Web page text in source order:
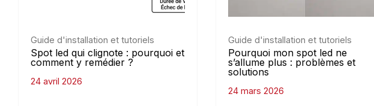
Guide d'installation et tutoriels
Spot led qui clignote : pourquoi et
comment y remédier ?
24 avril 2026
Guide d'installation et tutoriels
Pourquoi mon spot led ne
s’allume plus : problèmes et
solutions
24 mars 2026